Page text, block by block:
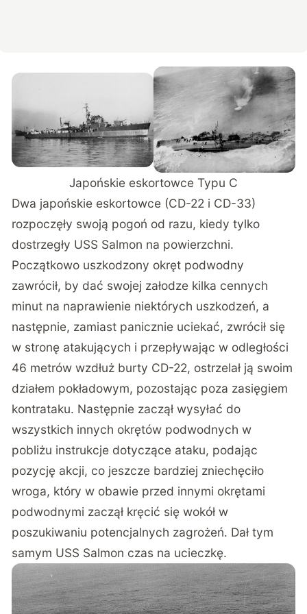
Japońskie eskortowce Typu C
Dwa japońskie eskortowce (CD-22 i CD-33)
rozpoczęły swoją pogoń od razu, kiedy tylko
dostrzegły USS Salmon na powierzchni.
Początkowo uszkodzony okręt podwodny
zawrócił, by dać swojej załodze kilka cennych
minut na naprawienie niektórych uszkodzeń, a
następnie, zamiast panicznie uciekać, zwrócił się
w stronę atakujących i przepływając w odległości
46 metrów wzdłuż burty CD-22, ostrzelał ją swoim
działem pokładowym, pozostając poza zasięgiem
kontrataku. Następnie zaczął wysyłać do
wszystkich innych okrętów podwodnych w
pobliżu instrukcje dotyczące ataku, podając
pozycję akcji, co jeszcze bardziej zniechęciło
wroga, który w obawie przed innymi okrętami
podwodnymi zaczął kręcić się wokół w
poszukiwaniu potencjalnych zagrożeń. Dał tym
samym USS Salmon czas na ucieczkę.